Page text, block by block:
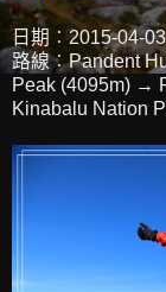
日期︰2015-04-03
路線︰Pandent
Peak (4095m) →
Kinabalu Nation